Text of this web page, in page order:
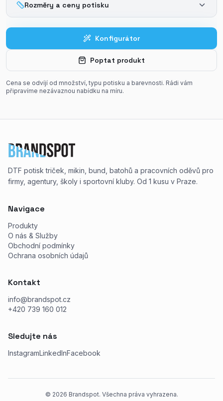
Rozměry a ceny potisku
Konfigurátor
Poptat produkt
Cena se odvíjí od množství, typu potisku a barevnosti. Rádi vám
připravíme nezávaznou nabídku na míru.
DTF potisk triček, mikin, bund, batohů a pracovních oděvů pro
firmy, agentury, školy i sportovní kluby. Od 1 kusu v Praze.
Navigace
Produkty
O nás & Služby
Obchodní podmínky
Ochrana osobních údajů
Kontakt
info@brandspot.cz
+420 739 160 012
Sledujte nás
InstagramLinkedInFacebook
© 2026 Brandspot. Všechna práva vyhrazena.